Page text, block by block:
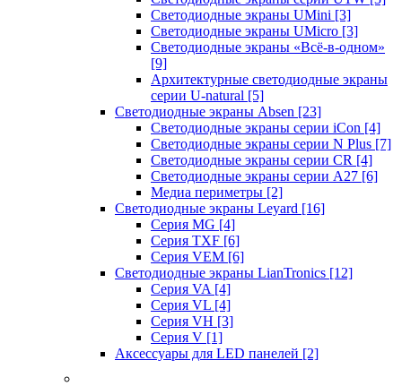
Светодиодные экраны UMini [3]
Светодиодные экраны UMicro [3]
Светодиодные экраны «Всё-в-одном»
[9]
Архитектурные светодиодные экраны
серии U-natural [5]
Светодиодные экраны Absen [23]
Светодиодные экраны серии iCon [4]
Светодиодные экраны серии N Plus [7]
Светодиодные экраны серии CR [4]
Светодиодные экраны серии А27 [6]
Медиа периметры [2]
Светодиодные экраны Leyard [16]
Серия MG [4]
Серия TXF [6]
Серия VEM [6]
Светодиодные экраны LianTronics [12]
Серия VA [4]
Серия VL [4]
Серия VH [3]
Серия V [1]
Аксессуары для LED панелей [2]